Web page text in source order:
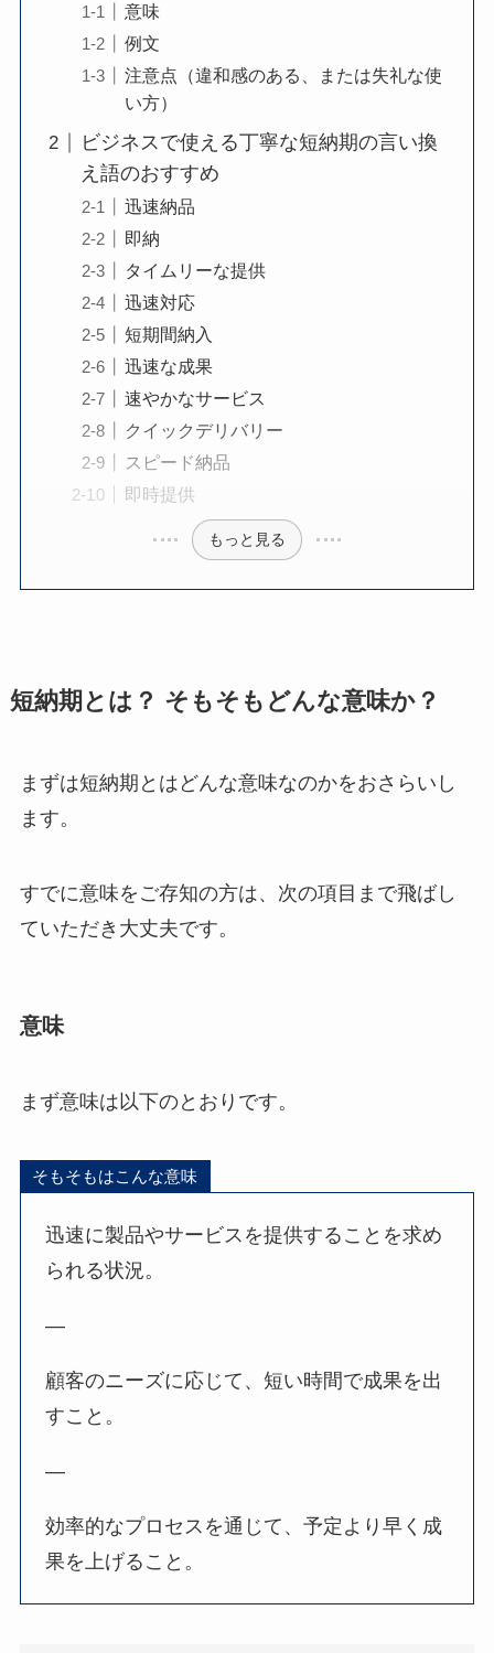
意味
例文
注意点（違和感のある、または失礼な使
い方）
ビジネスで使える丁寧な短納期の言い換
え語のおすすめ
迅速納品
即納
タイムリーな提供
迅速対応
短期間納入
迅速な成果
速やかなサービス
クイックデリバリー
スピード納品
即時提供
もっと見る
短納期とは？ そもそもどんな意味か？
まずは短納期とはどんな意味なのかをおさらいし
ます。
すでに意味をご存知の方は、次の項目まで飛ばし
ていただき大丈夫です。
意味
まず意味は以下のとおりです。
そもそもはこんな意味
迅速に製品やサービスを提供することを求め
られる状況。
—
顧客のニーズに応じて、短い時間で成果を出
すこと。
—
効率的なプロセスを通じて、予定より早く成
果を上げること。